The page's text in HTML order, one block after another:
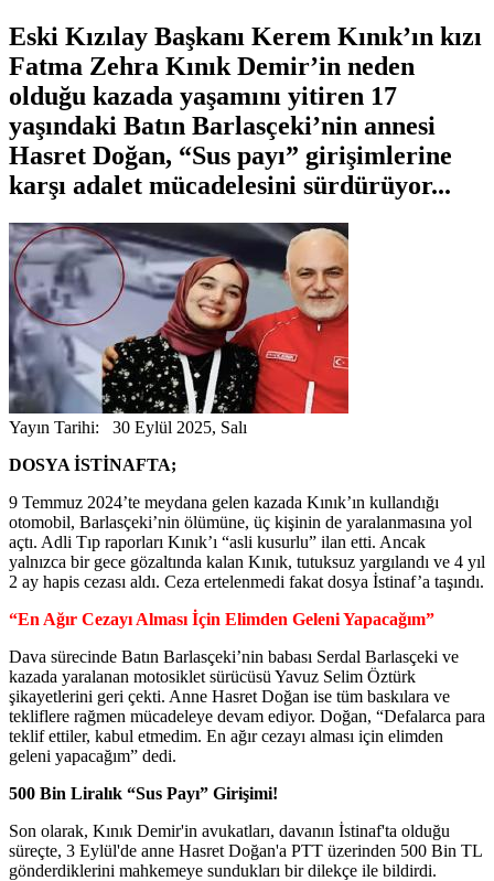
Eski Kızılay Başkanı Kerem Kınık’ın kızı
Fatma Zehra Kınık Demir’in neden
olduğu kazada yaşamını yitiren 17
yaşındaki Batın Barlasçeki’nin annesi
Hasret Doğan, “Sus payı” girişimlerine
karşı adalet mücadelesini sürdürüyor...
Yayın Tarihi: 30 Eylül 2025, Salı
DOSYA İSTİNAFTA;
9 Temmuz 2024’te meydana gelen kazada Kınık’ın kullandığı
otomobil, Barlasçeki’nin ölümüne, üç kişinin de yaralanmasına yol
açtı. Adli Tıp raporları Kınık’ı “asli kusurlu” ilan etti. Ancak
yalnızca bir gece gözaltında kalan Kınık, tutuksuz yargılandı ve 4 yıl
2 ay hapis cezası aldı. Ceza ertelenmedi fakat dosya İstinaf’a taşındı.
“En Ağır Cezayı Alması İçin Elimden Geleni Yapacağım”
Dava sürecinde Batın Barlasçeki’nin babası Serdal Barlasçeki ve
kazada yaralanan motosiklet sürücüsü Yavuz Selim Öztürk
şikayetlerini geri çekti. Anne Hasret Doğan ise tüm baskılara ve
tekliflere rağmen mücadeleye devam ediyor. Doğan, “Defalarca para
teklif ettiler, kabul etmedim. En ağır cezayı alması için elimden
geleni yapacağım” dedi.
500 Bin Liralık “Sus Payı” Girişimi!
Son olarak, Kınık Demir'in avukatları, davanın İstinaf'ta olduğu
süreçte, 3 Eylül'de anne Hasret Doğan'a PTT üzerinden 500 Bin TL
gönderdiklerini mahkemeye sundukları bir dilekçe ile bildirdi.